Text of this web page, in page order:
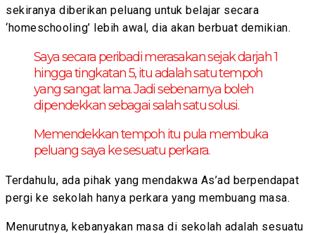
sekiranya diberikan peluang untuk belajar secara
‘homeschooling’ lebih awal, dia akan berbuat demikian.
Saya secara peribadi merasakan sejak darjah 1
hingga tingkatan 5, itu adalah satu tempoh
yang sangat lama. Jadi sebenarnya boleh
dipendekkan sebagai salah satu solusi.
Memendekkan tempoh itu pula membuka
peluang saya ke sesuatu perkara.
Terdahulu, ada pihak yang mendakwa As’ad berpendapat
pergi ke sekolah hanya perkara yang membuang masa.
Menurutnya, kebanyakan masa di sekolah adalah sesuatu